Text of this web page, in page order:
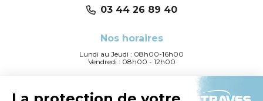
03 44 26 89 40
Nos horaires
Lundi au Jeudi : 08h00-16h00
Vendredi : 08h00 - 12h00